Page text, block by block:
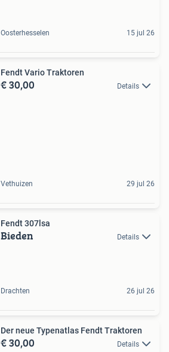
Oosterhesselen 15 jul 26
Fendt Vario Traktoren
€ 30,00 Details
Vethuizen 29 jul 26
Fendt 307lsa
Bieden Details
Drachten 26 jul 26
Der neue Typenatlas Fendt Traktoren
€ 30,00 Details